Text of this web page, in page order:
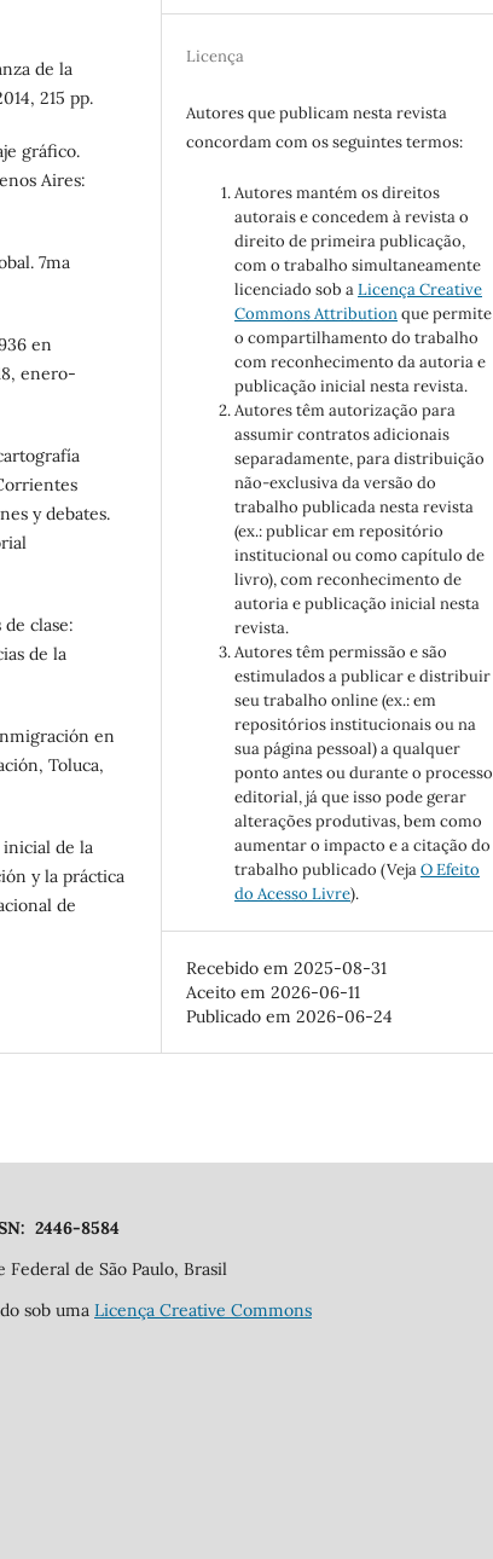
de la
215 pp.
gráfico.
Aires:
7ma
en
enero-
y debates.
clase:
de la
en
Toluca,
inicial de la
y la práctica
de
Licença
Autores que publicam nesta revista
concordam com os seguintes termos:
Autores mantém os direitos
autorais e concedem à revista o
direito de primeira publicação,
com o trabalho simultaneamente
licenciado sob aLicença Creative
Commons Attributionque permite
o compartilhamento do trabalho
com reconhecimento da autoria e
publicação inicial nesta revista.
Autores têm autorização para
assumir contratos adicionais
separadamente, para distribuição
não-exclusiva da versão do
trabalho publicada nesta revista
(ex.: publicar em repositório
institucional ou como capítulo de
livro), com reconhecimento de
autoria e publicação inicial nesta
revista.
Autores têm permissão e são
estimulados a publicar e distribuir
seu trabalho online (ex.: em
repositórios institucionais ou na
sua página pessoal) a qualquer
ponto antes ou durante o processo
editorial, já que isso pode gerar
alterações produtivas, bem como
aumentar o impacto e a citação do
trabalho publicado (VejaO Efeito
do Acesso Livre).
Recebido em 2025-08-31
Aceito em 2026-06-11
Publicado em 2026-06-24
2446-8584
de São Paulo, Brasil
sob uma Licença Creative Commons